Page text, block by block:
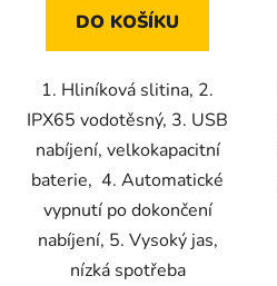
DO KOŠÍKU
1. Hliníková slitina, 2.
IPX65 vodotěsný, 3. USB
nabíjení, velkokapacitní
baterie, 4. Automatické
vypnutí po dokončení
nabíjení, 5. Vysoký jas,
nízká spotřeba